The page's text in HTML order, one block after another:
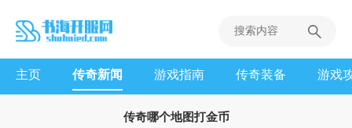
主页 传奇新闻 游戏指南 传奇装备 游戏
传奇哪个地图打金币